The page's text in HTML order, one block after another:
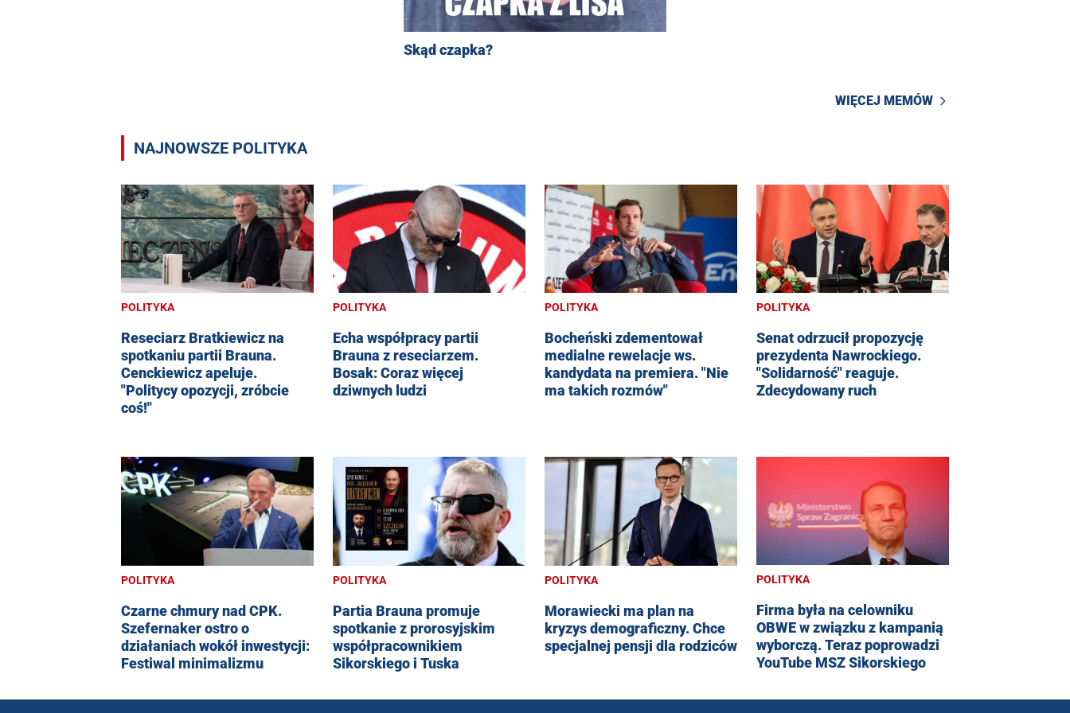
Skąd czapka?
WIĘCEJ MEMÓW
NAJNOWSZE POLITYKA
POLITYKA
Reseciarz Bratkiewicz na
spotkaniu partii Brauna.
Cenckiewicz apeluje.
"Politycy opozycji, zróbcie
coś!"
POLITYKA
Echa współpracy partii
Brauna z reseciarzem.
Bosak: Coraz więcej
dziwnych ludzi
POLITYKA
Bocheński zdementował
medialne rewelacje ws.
kandydata na premiera. "Nie
ma takich rozmów"
POLITYKA
Senat odrzucił propozycję
prezydenta Nawrockiego.
"Solidarność" reaguje.
Zdecydowany ruch
POLITYKA
Czarne chmury nad CPK.
Szefernaker ostro o
działaniach wokół inwestycji:
Festiwal minimalizmu
POLITYKA
Partia Brauna promuje
spotkanie z prorosyjskim
współpracownikiem
Sikorskiego i Tuska
POLITYKA
Morawiecki ma plan na
kryzys demograficzny. Chce
specjalnej pensji dla rodziców
POLITYKA
Firma była na celowniku
OBWE w związku z kampanią
wyborczą. Teraz poprowadzi
YouTube MSZ Sikorskiego